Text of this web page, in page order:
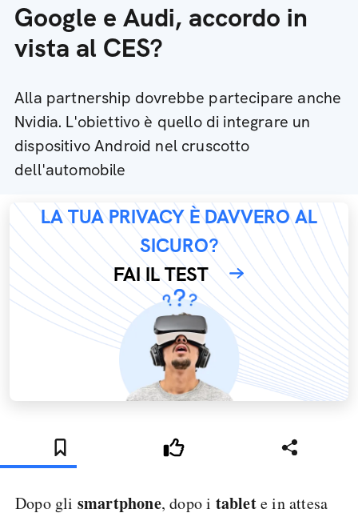
Google e Audi, accordo in
vista al CES?
Alla partnership dovrebbe partecipare anche
Nvidia. L'obiettivo è quello di integrare un
dispositivo Android nel cruscotto
dell'automobile
LA TUA PRIVACY È DAVVERO AL
SICURO?
FAI IL TEST
Dopo gli smartphone, dopo i tablete in attesa